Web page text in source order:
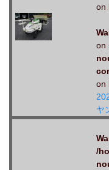
on
on
on
ヤ
/